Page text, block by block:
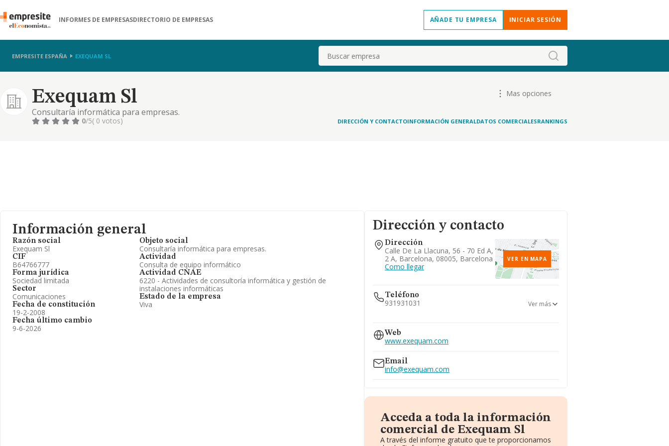
INFORMES DE EMPRESASDIRECTORIO DE EMPRESAS AÑADE TU EMPRESA INICIAR SESIÓN
EMPRESITE ESPAÑA EXEQUAM SL Buscar
Exequam Sl
Consultaría informática para empresas.
Mas opciones
0/5( 0 votos) DIRECCIÓN Y CONTACTOINFORMACIÓN GENERALDATOS COMERCIALESRANKINGS
Información general
Razón social
Exequam Sl
CIF
B64766777
Forma jurídica
Sociedad limitada
Sector
Comunicaciones
Fecha de constitución
19-2-2008
Fecha último cambio
9-6-2026
Objeto social
Consultaría informática para empresas.
Actividad
Consulta de equipo informático
Actividad CNAE
6220 - Actividades de consultoría informática y gestión de
instalaciones informáticas
Estado de la empresa
Viva
Dirección y contacto
Dirección
Calle De La Llacuna, 56 - 70 Ed A,
2 A, Barcelona, 08005, Barcelona
Como llegar
VER EN MAPA
Teléfono
931931031
Ver teléfono 664...
654...
Ver más
Web
www.exequam.com
Email
info@exequam.com
Acceda a toda la información
comercial de Exequam Sl
A través del informe gratuito que te proporcionamos